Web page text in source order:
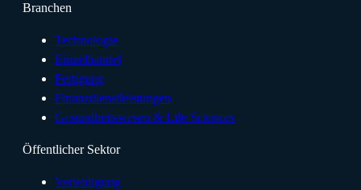
Branchen
Technologie
Einzelhandel
Fertigung
Finanzdienstleistungen
Gesundheitswesen & Life Sciences
Öffentlicher Sektor
Verteidigung